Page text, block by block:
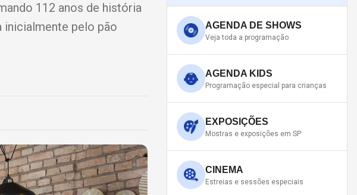
112 anos de história
inicialmente pelo pão
AGENDA DE SHOWS
Veja toda a programação
AGENDA KIDS
Programação especial para crianças
EXPOSIÇÕES
Mostras e exposições em SP
CINEMA
Estreias e sessões especiais